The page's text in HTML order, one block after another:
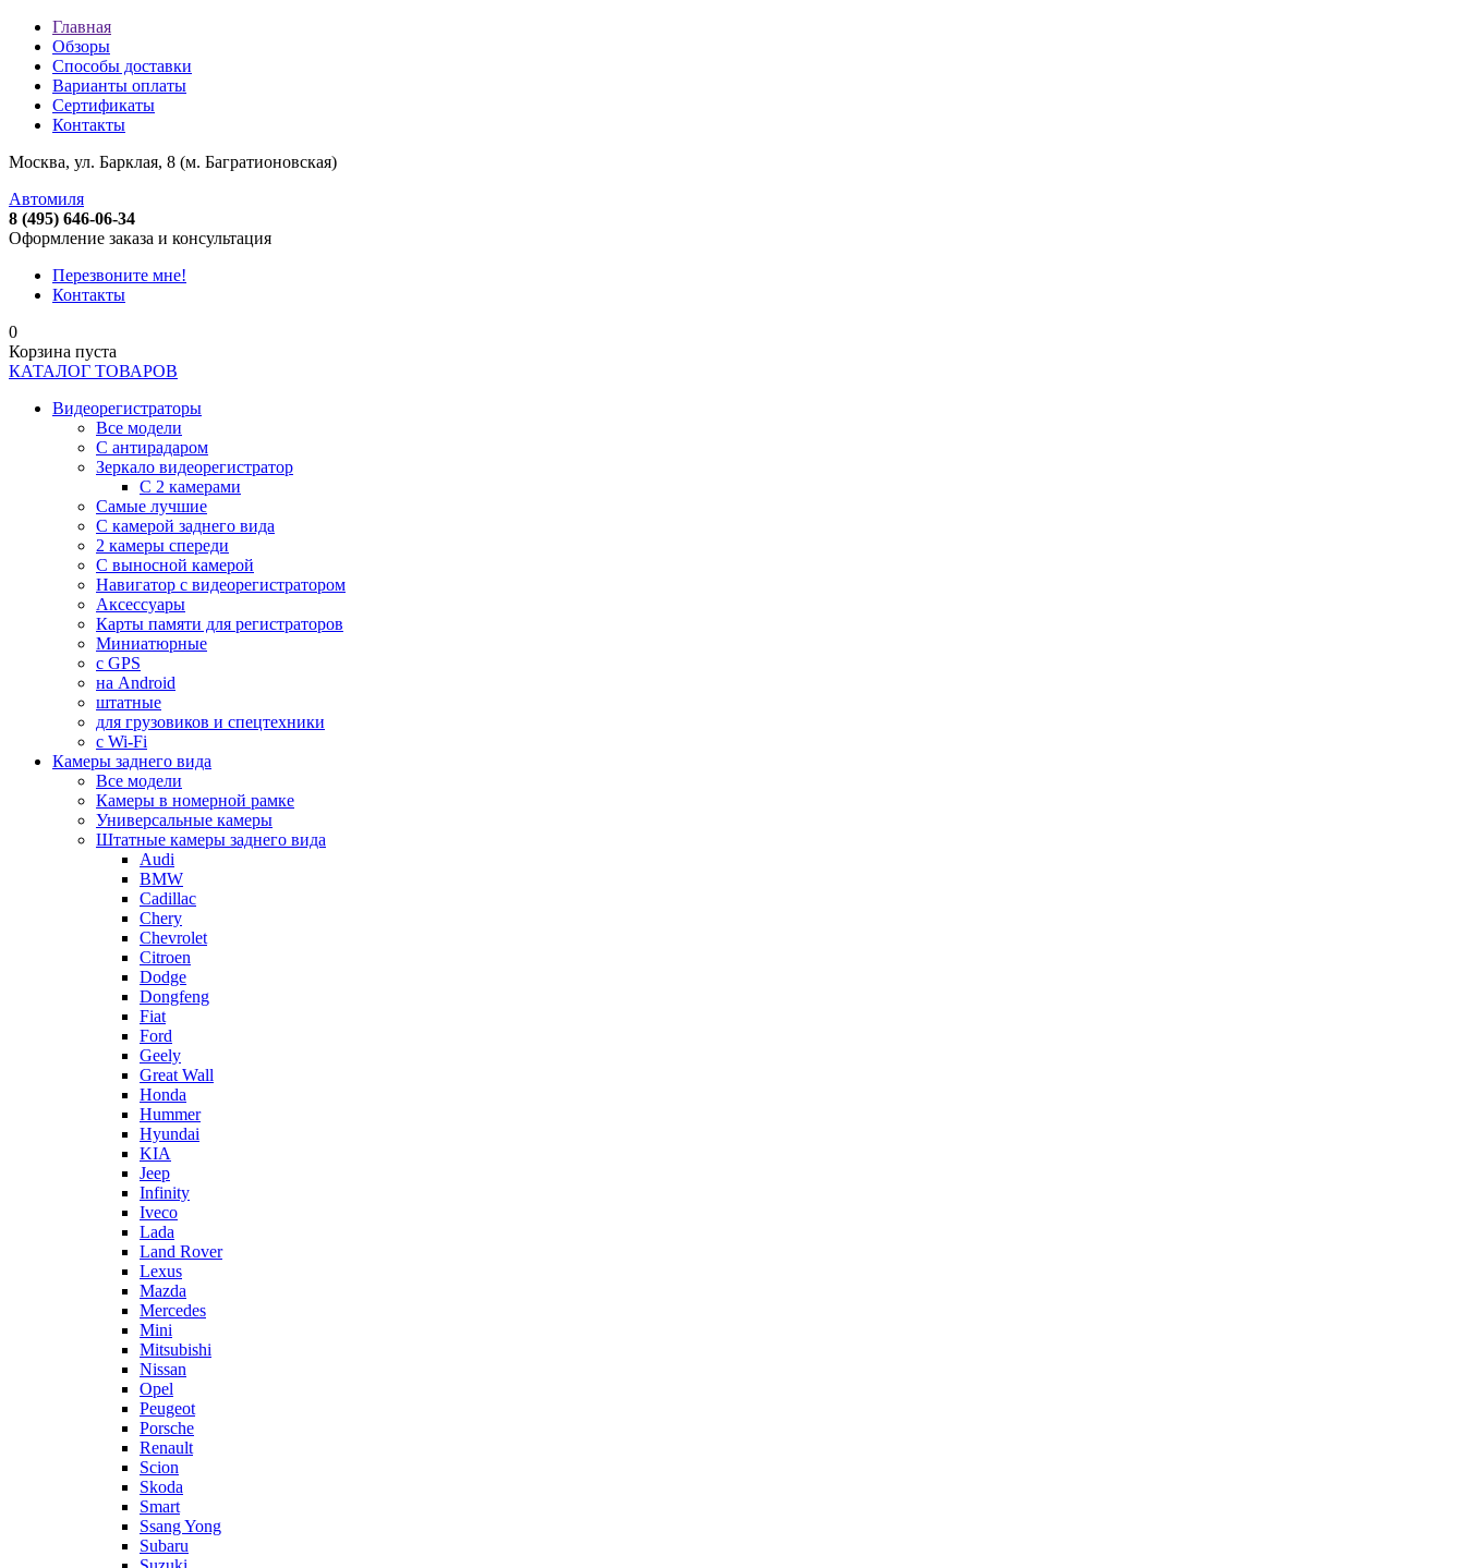
Главная
Обзоры
Способы доставки
Варианты оплаты
Сертификаты
Контакты
Москва, ул. Барклая, 8 (м. Багратионовская)
Автомиля
8 (495) 646-06-34
Оформление заказа и консультация
Перезвоните мне!
Контакты
0
Корзина пуста
КАТАЛОГ ТОВАРОВ
Видеорегистраторы
Все модели
C антирадаром
Зеркало видеорегистратор
С 2 камерами
Самые лучшие
С камерой заднего вида
2 камеры спереди
С выносной камерой
Навигатор с видеорегистратором
Аксессуары
Карты памяти для регистраторов
Миниатюрные
с GPS
на Android
штатные
для грузовиков и спецтехники
с Wi-Fi
Камеры заднего вида
Все модели
Камеры в номерной рамке
Универсальные камеры
Штатные камеры заднего вида
Audi
BMW
Cadillac
Chery
Chevrolet
Citroen
Dodge
Dongfeng
Fiat
Ford
Geely
Great Wall
Honda
Hummer
Hyundai
KIA
Jeep
Infinity
Iveco
Lada
Land Rover
Lexus
Mazda
Mercedes
Mini
Mitsubishi
Nissan
Opel
Peugeot
Porsche
Renault
Scion
Skoda
Smart
Ssang Yong
Subaru